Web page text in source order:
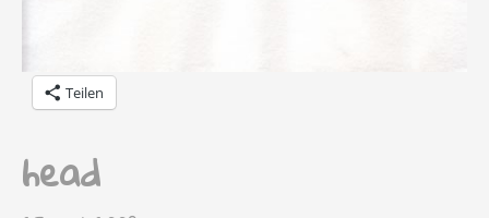
Teilen
head